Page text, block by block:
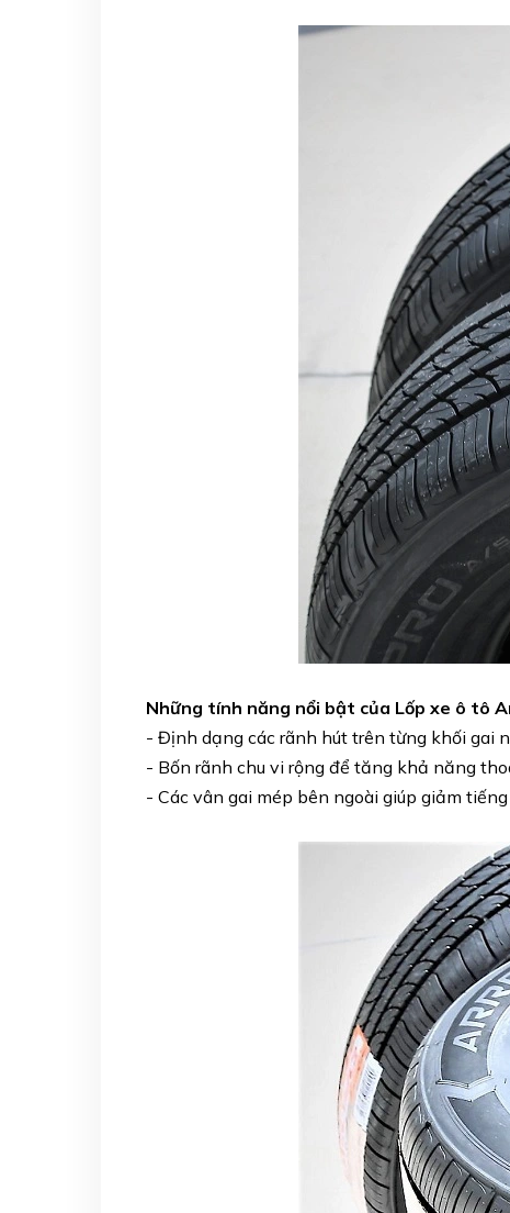
Những tính năng nổi bật của Lốp xe ô tô
- Định dạng các rãnh hút trên từng khối gai
- Bốn rãnh chu vi rộng để tăng khả năng
- Các vân gai mép bên ngoài giúp giảm